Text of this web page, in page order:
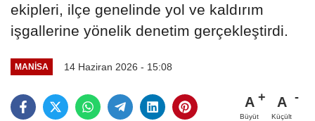
ekipleri, ilçe genelinde yol ve kaldırım
işgallerine yönelik denetim gerçekleştirdi.
MANİSA 14 Haziran 2026 - 15:08
A
Büyüt
A
Küçült